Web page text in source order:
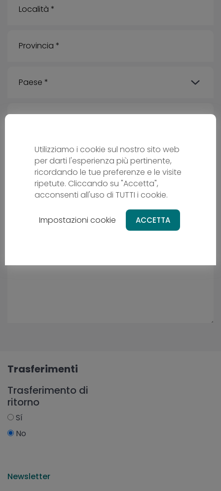
Trasferimenti
Trasferimento di
ritorno
Sí
No
Newsletter
Utilizziamo i cookie sul nostro sito web
per darti l'esperienza più pertinente,
ricordando le tue preferenze e le visite
ripetute. Cliccando su "Accetta",
acconsenti all'uso di TUTTI i cookie.
Impostazioni cookie ACCETTA